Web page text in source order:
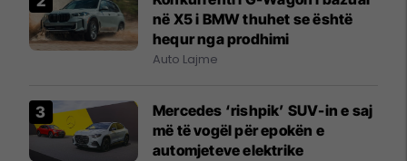
në X5 i BMW thuhet se është
hequr nga prodhimi
Auto Lajme
Mercedes ‘rishpik’ SUV-in e saj
më të vogël për epokën e
automjeteve elektrike